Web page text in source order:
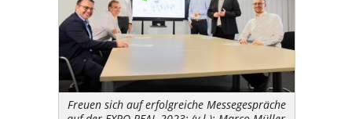
Freuen sich auf erfolgreiche Messegespräche